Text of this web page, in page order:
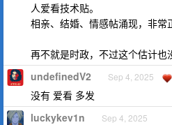
人爱看技术贴。
相亲、结婚、情感帖涌现，非常
再不就是时政，不过这个估计也
undefinedV2 Sep 4, 2025
没有 爱看 多发
luckykev1n Sep 4, 2025